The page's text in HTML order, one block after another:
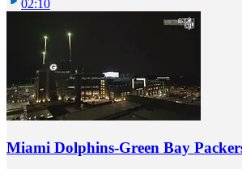
02:10
Miami Dolphins-Green Bay